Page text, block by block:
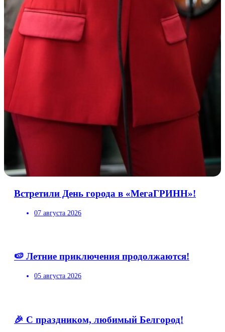
Встретили День города в «МегаГРИНН»!
07 августа 2026
🍉 Летние приключения продолжаются!
05 августа 2026
🎉 С праздником, любимый Белгород!